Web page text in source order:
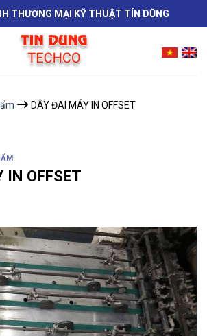
THƯƠNG MẠI KỸ THUẬT TÍN DŨNG
DÂY ĐAI MÁY IN OFFSET
IN OFFSET